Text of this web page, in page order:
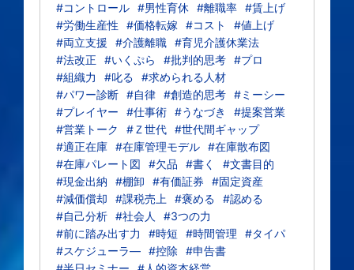
#コントロール #男性育休 #離職率 #賃上げ
#労働生産性
#価格転嫁 #コスト
#値上げ
#両立支援
#介護離職 #育児介護休業法
#法改正
#いくぷら #批判的思考 #プロ
#組織力
#叱る
#求められる人材
#パワー診断 #自律 #創造的思考 #ミーシー
#プレイヤー
#仕事術 #うなづき
#提案営業
#営業トーク
#Ｚ世代 #世代間ギャップ
#適正在庫 #在庫管理モデル #在庫散布図
#在庫パレート図
#欠品 #書く
#文書目的
#現金出納
#棚卸 #有価証券
#固定資産
#減価償却
#課税売上 #褒める
#認める
#自己分析 #社会人
#3つの力
#前に踏み出す力
#時短 #時間管理
#タイパ
#スケジューラ― #控除
#申告書